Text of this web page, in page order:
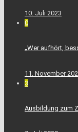
10. Juli 2023
0
„Wer aufhört,
11. November
3
Ausbildung zum